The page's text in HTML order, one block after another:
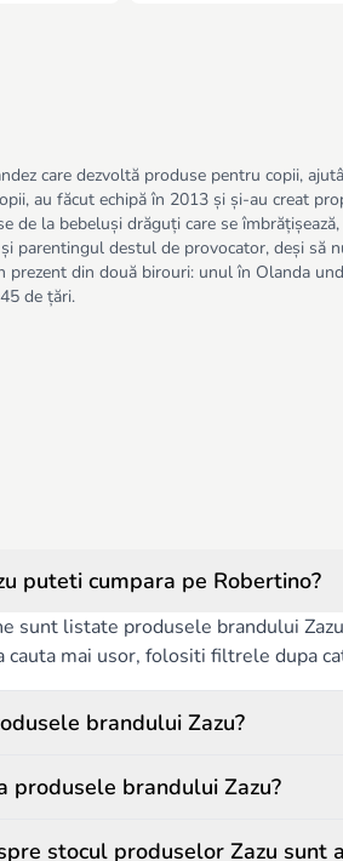
care dezvoltă produse pentru copii,
au făcut echipă în 2013 și și-au creat
de la bebeluși drăguți care se
parentingul destul de provocator, deși să
prezent din două birouri: unul în Olanda
de țări.
puteti cumpara pe Robertino?
sunt listate produsele brandului
cauta mai usor, folositi filtrele dupa
brandului Zazu?
produsele brandului Zazu?
stocul produselor Zazu sunt